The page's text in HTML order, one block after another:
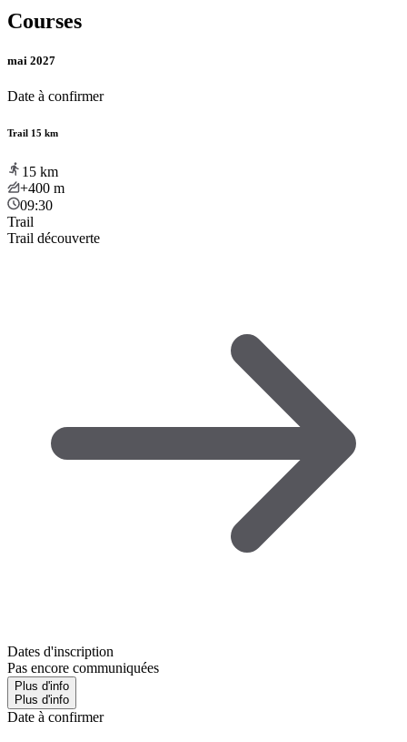
Courses
mai 2027
Date à confirmer
Trail 15 km
15 km
+400 m
09:30
Trail
Trail découverte
Dates d'inscription
Pas encore communiquées
Plus d'info
Plus d'info
Date à confirmer